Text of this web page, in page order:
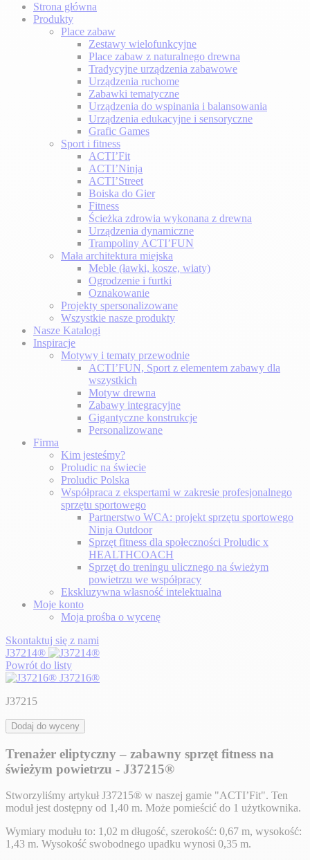
Strona główna
Produkty
Place zabaw
Zestawy wielofunkcyjne
Place zabaw z naturalnego drewna
Tradycyjne urządzenia zabawowe
Urządzenia ruchome
Zabawki tematyczne
Urządzenia do wspinania i balansowania
Urządzenia edukacyjne i sensoryczne
Grafic Games
Sport i fitness
ACTI’Fit
ACTI’Ninja
ACTI’Street
Boiska do Gier
Fitness
Ścieżka zdrowia wykonana z drewna
Urządzenia dynamiczne
Trampoliny ACTI’FUN
Mała architektura miejska
Meble (ławki, kosze, wiaty)
Ogrodzenie i furtki
Oznakowanie
Projekty spersonalizowane
Wszystkie nasze produkty
Nasze Katalogi
Inspiracje
Motywy i tematy przewodnie
ACTI’FUN, Sport z elementem zabawy dla
wszystkich
Motyw drewna
Zabawy integracyjne
Gigantyczne konstrukcje
Personalizowane
Firma
Kim jesteśmy?
Proludic na świecie
Proludic Polska
Współpraca z ekspertami w zakresie profesjonalnego
sprzętu sportowego
Partnerstwo WCA: projekt sprzętu sportowego
Ninja Outdoor
Sprzęt fitness dla społeczności Proludic x
HEALTHCOACH
Sprzęt do treningu ulicznego na świeżym
powietrzu we współpracy
Ekskluzywna własność intelektualna
Moje konto
Moja prośba o wycenę
Skontaktuj się z nami
J37214®
Powrót do listy
J37216®
J37215
Dodaj do wyceny
Trenażer eliptyczny – zabawny sprzęt fitness na
świeżym powietrzu - J37215®
Stworzyliśmy artykuł J37215® w naszej gamie "ACTI’Fit". Ten
moduł jest dostępny od 1,40 m. Może pomieścić do 1 użytkownika.
Wymiary modułu to: 1,02 m długość, szerokość: 0,67 m, wysokość:
1,43 m. Wysokość swobodnego upadku wynosi 0,35 m.